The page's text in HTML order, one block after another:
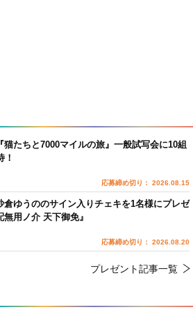
猫たちと7000マイルの旅』一般試写会に10組
！
応募締め切り： 2026.08.15
倉ゆうののサイン入りチェキを1名様にプレゼ
用ノ介 天下御免』
応募締め切り： 2026.08.20
プレゼント記事一覧